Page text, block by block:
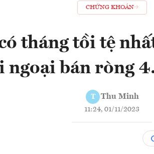
CHỨNG KHOÁN
tháng tồi tệ
ngoại bán ròng
T Thu Minh
11:24, 01/11/2023